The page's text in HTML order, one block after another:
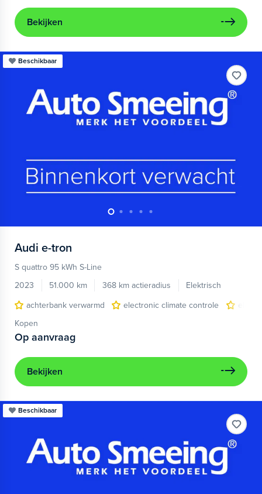
Bekijken
Beschikbaar
Audi e-tron
S quattro 95 kWh S-Line
2023
51.000 km 368 km actieradius
Elektrisch
achterbank verwarmd
electronic climate controle
Kopen
Op aanvraag
Bekijken
Beschikbaar